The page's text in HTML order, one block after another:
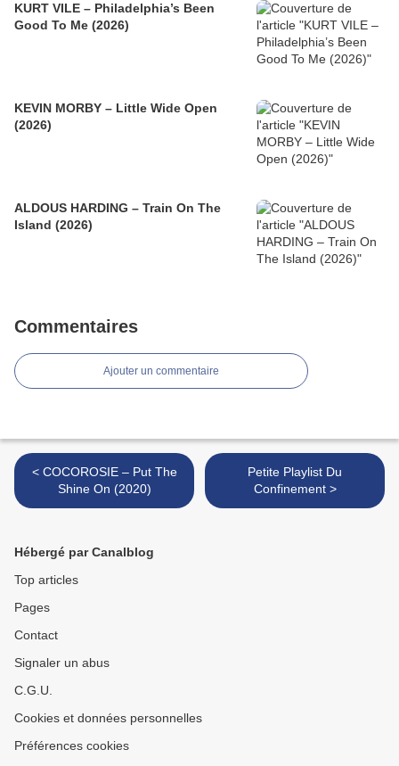
KURT VILE – Philadelphia’s Been
Good To Me (2026)
KEVIN MORBY – Little Wide Open
(2026)
ALDOUS HARDING – Train On The
Island (2026)
Commentaires
Ajouter un commentaire
< COCOROSIE – Put The
Shine On (2020)
Petite Playlist Du
Confinement >
Hébergé par Canalblog
Top articles
Pages
Contact
Signaler un abus
C.G.U.
Cookies et données personnelles
Préférences cookies